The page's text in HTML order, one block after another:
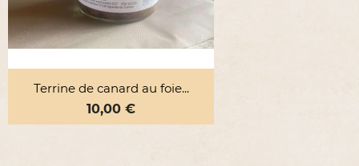
Terrine de canard au foie...
Prix
10,00 €